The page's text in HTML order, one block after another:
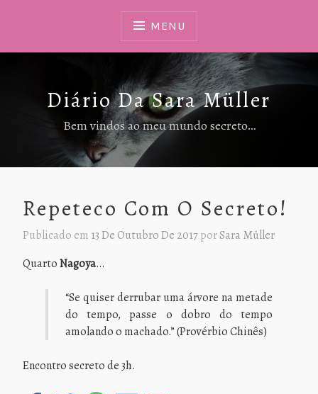
MENU
Diário Da Sara Müller
Bem vindos ao meu mundo secreto…
Repeteco Com O Secreto!
Publicado em 13 De Outubro De 2017porSara Müller
QuartoNagoya…
“Se quiser derrubar uma árvore na metade
do tempo, passe o dobro do tempo
amolando o machado.” (Provérbio Chinês)
Encontro secreto de 3h.